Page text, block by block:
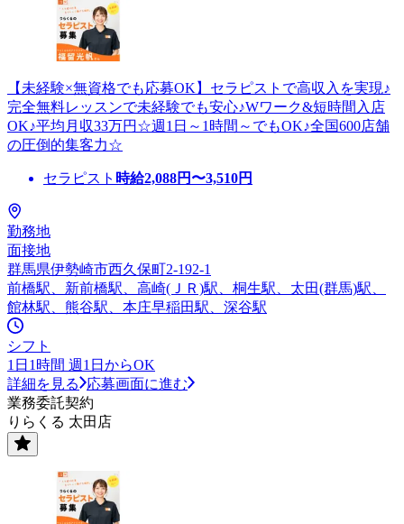
【未経験×無資格でも応募OK】セラピストで高収入を実現♪
完全無料レッスンで未経験でも安心♪Wワーク&短時間入店
OK♪平均月収33万円☆週1日～1時間～でもOK♪全国600店舗
の圧倒的集客力☆
セラピスト 時給2,088円〜3,510円
勤務地
面接地
群馬県伊勢崎市西久保町2-192-1
前橋駅、新前橋駅、高崎(ＪＲ)駅、桐生駅、太田(群馬)駅、
館林駅、熊谷駅、本庄早稲田駅、深谷駅
シフト
1日1時間 週1日からOK
詳細を見る
応募画面に進む
業務委託契約
りらくる 太田店